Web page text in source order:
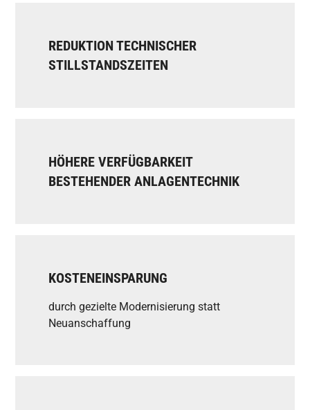
REDUKTION TECHNISCHER
STILLSTANDSZEITEN
HÖHERE VERFÜGBARKEIT
BESTEHENDER ANLAGENTECHNIK
KOSTENEINSPARUNG
durch gezielte Modernisierung statt
Neuanschaffung